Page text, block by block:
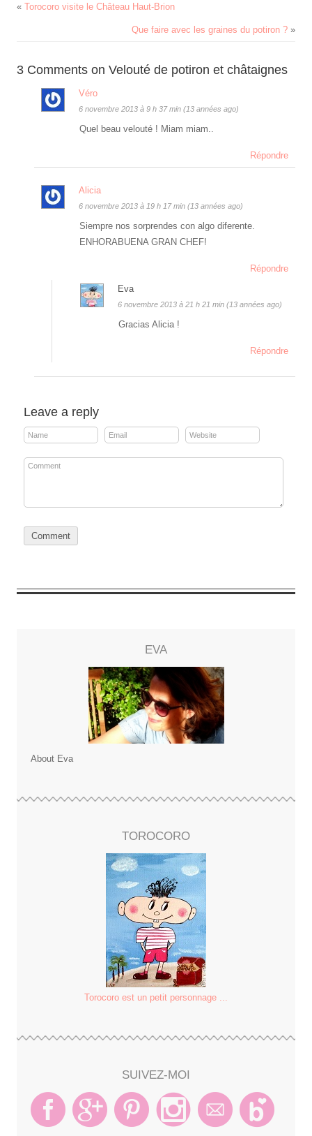
« Torocoro visite le Château Haut-Brion
Que faire avec les graines du potiron ? »
3 Comments on Velouté de potiron et châtaignes
Véro
6 novembre 2013 à 9 h 37 min (13 années ago)
Quel beau velouté ! Miam miam..
Répondre
Alicia
6 novembre 2013 à 19 h 17 min (13 années ago)
Siempre nos sorprendes con algo diferente.
ENHORABUENA GRAN CHEF!
Répondre
Eva
6 novembre 2013 à 21 h 21 min (13 années ago)
Gracias Alicia !
Répondre
Leave a reply
EVA
About Eva
TOROCORO
Torocoro est un petit personnage ...
SUIVEZ-MOI